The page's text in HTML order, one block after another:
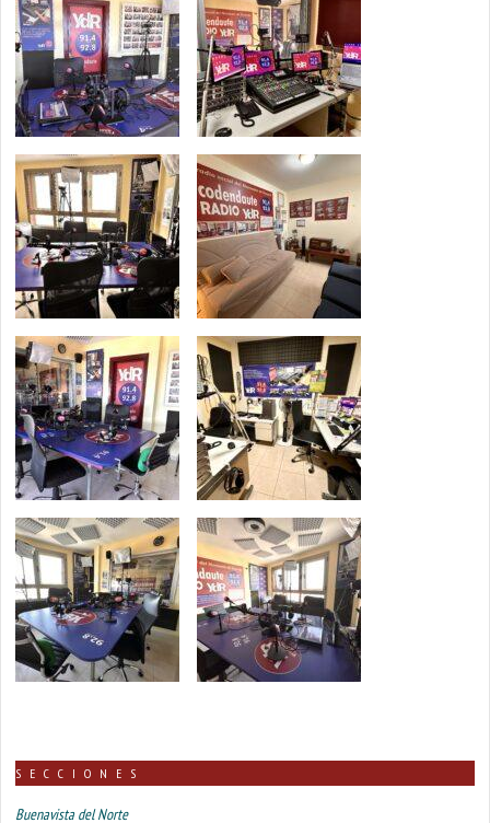
SECCIONES
Buenavista del Norte